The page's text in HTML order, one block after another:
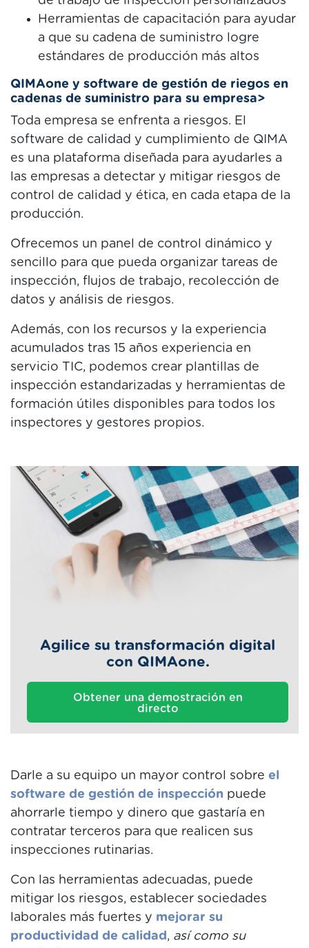
Herramientas de capacitación para ayudar
a que su cadena de suministro logre
estándares de producción más altos
QIMAone y software de gestión de riegos en
cadenas de suministro para su empresa>
Toda empresa se enfrenta a riesgos. El
software de calidad y cumplimiento de QIMA
es una plataforma diseñada para ayudarles a
las empresas a detectar y mitigar riesgos de
control de calidad y ética, en cada etapa de la
producción.
Ofrecemos un panel de control dinámico y
sencillo para que pueda organizar tareas de
inspección, flujos de trabajo, recolección de
datos y análisis de riesgos.
Además, con los recursos y la experiencia
acumulados tras 15 años experiencia en
servicio TIC, podemos crear plantillas de
inspección estandarizadas y herramientas de
formación útiles disponibles para todos los
inspectores y gestores propios.
Agilice su transformación digital
con QIMAone.
Obtener una demostración en
directo
Darle a su equipo un mayor control sobre el
software de gestión de inspección puede
ahorrarle tiempo y dinero que gastaría en
contratar terceros para que realicen sus
inspecciones rutinarias.
Con las herramientas adecuadas, puede
mitigar los riesgos, establecer sociedades
laborales más fuertes y mejorar su
productividad de calidad, así como su